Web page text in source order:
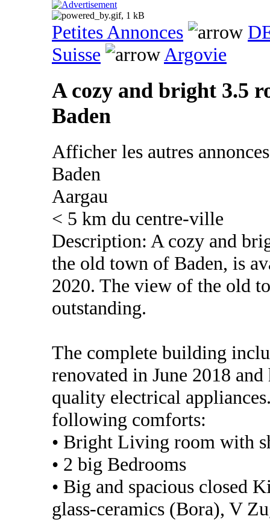
Petites Annonces
Suisse
Argovie
A cozy and bright 3.5
Baden
Afficher les autres
Baden
Aargau
< 5 km du centre-ville
Description: A cozy and
the old town of Baden, is
2020. The view of the old
outstanding.
The complete building
renovated in June 2018
quality electrical
following comforts:
• Bright Living room with
• 2 big Bedrooms
• Big and spacious closed
glass-ceramics (Bora), V